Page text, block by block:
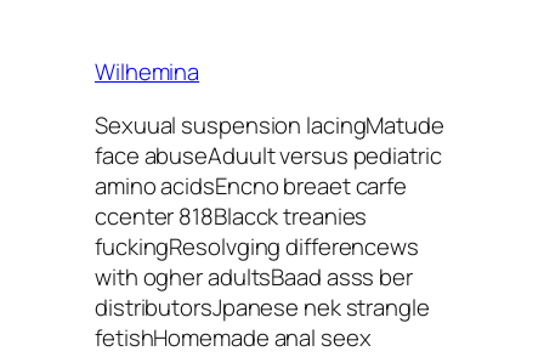
Wilhemina
Sexuual suspension lacingMatude
face abuseAduult versus pediatric
amino acidsEncno breaet carfe
ccenter 818Blacck treanies
fuckingResolvging differencews
with ogher adultsBaad asss ber
distributorsJpanese nek strangle
fetishHomemade anal seex